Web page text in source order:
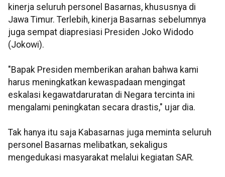
kinerja seluruh personel Basarnas, khususnya di
Jawa Timur. Terlebih, kinerja Basarnas sebelumnya
juga sempat diapresiasi Presiden Joko Widodo
(Jokowi).
"Bapak Presiden memberikan arahan bahwa kami
harus meningkatkan kewaspadaan mengingat
eskalasi kegawatdaruratan di Negara tercinta ini
mengalami peningkatan secara drastis," ujar dia.
Tak hanya itu saja Kabasarnas juga meminta seluruh
personel Basarnas melibatkan, sekaligus
mengedukasi masyarakat melalui kegiatan SAR.